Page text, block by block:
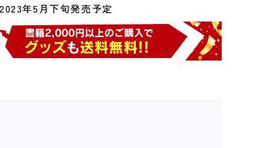
2023年5月下旬発売予定